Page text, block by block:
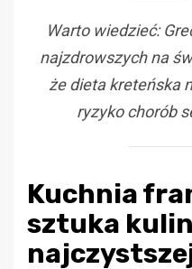
Warto wiedzieć:
najzdrowszych na
że dieta kreteńska
ryzyko chorób
Kuchnia
sztuka